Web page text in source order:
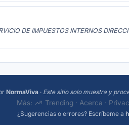
DE IMPUESTOS INTERNOS
NormaViva · Este sitio solo muestra y
Más: Trending · Acerca ·
¿Sugerencias o errores? Escríbeme a